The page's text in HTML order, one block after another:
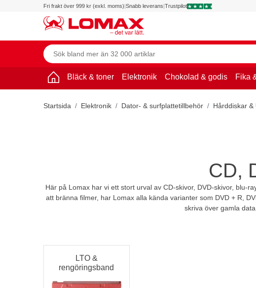
Fri frakt över 999 kr (exkl. moms)|Snabb leverans|Trustpilot
Bläck & toner Elektronik Chokolad & godis Fika
Startsida Elektronik Dator- & surfplattetillbehör Hårddiskar &
CD,
Här på Lomax har vi ett stort urval av CD-skivor, DVD-skivor, blu-
att bränna filmer, har Lomax alla kända varianter som DVD + R,
skriva över gamla
LTO &
rengöringsband